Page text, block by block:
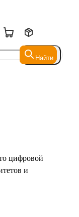
Найти
Найти
цифровой
и